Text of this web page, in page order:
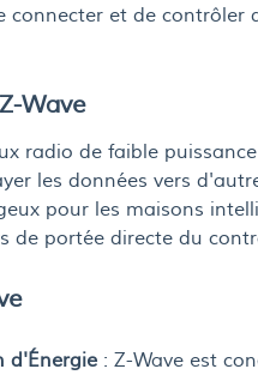
connecter et de contrôler
Wave
radio de faible
les données vers
pour les maisons
de portée directe du
d'Énergie : Z-Wave est